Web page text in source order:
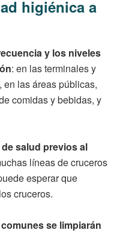
higiénica a
y los niveles
: en las terminales y
las áreas públicas,
comidas y bebidas, y
salud previos al
líneas de cruceros
esperar que
cruceros.
se limpiarán